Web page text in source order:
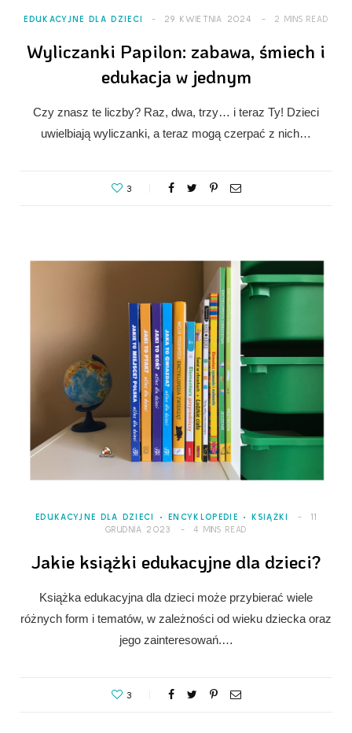
EDUKACYJNE DLA DZIECI 29 KWIETNIA 2024 2 MINS READ
Wyliczanki Papilon: zabawa, śmiech i
edukacja w jednym
Czy znasz te liczby? Raz, dwa, trzy… i teraz Ty! Dzieci
uwielbiają wyliczanki, a teraz mogą czerpać z nich…
3
EDUKACYJNE DLA DZIECI ENCYKLOPEDIE KSIĄŻKI
11
GRUDNIA 2023
4 MINS READ
Jakie książki edukacyjne dla dzieci?
Książka edukacyjna dla dzieci może przybierać wiele
różnych form i tematów, w zależności od wieku dziecka oraz
jego zainteresowań.…
3